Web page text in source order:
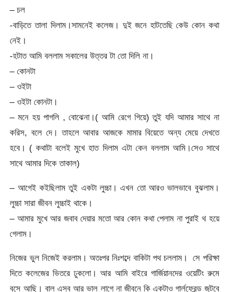
– চল
-বাড়িতে তালা দিলাম।সামনেই কলেজ। দুই জনে হাটতেছি কেউ কোন কথা
নেই।
-হটাত আমি বললাম সকালের উত্তর টা তো দিলি না।
– কোনটা
– ওইটা
– ওইটা কোনটা।
– মনে হয় পাগলি , বোঝেনা।( আমি রেগে গিয়ে) তুই যদি আমার সাথে না
করিস, বলে দে। তাহলে আবার আজকে মামার বিয়েতে অন্য মেয়ে দেখতে
হবে। ( কথাটা বলেই মুখে হাত দিলাম এটা কেন বললাম আমি।সেও সাথে
সাথে আমার দিকে তাকাল)
– আগেই কইছিলাম তুই একটা লুচ্চা। এখন তো আরও ভালভাবে বুঝলাম।
লুচ্চা সারা জীবন লুচ্চাই থাকে।
– আমার মুখে আর জবাব দেয়ার মতো আর কোন কথা পেলাম না পুরাই থ হয়ে
গেলাম।
নিজের ভুল নিজেই করলাম। অতঃপর নিঃশব্দে বাকিটা পথ চললাম। সে পরিক্ষা
দিতে কলেজের ভিতরে ঢুকলো। আর আমি বাইরে গার্জিয়ানদের ওয়েটিং রুমে
বসে আছি। বাল এসব আর ভাল লাগে না জীবনে কি একটাও গার্লফ্রেন্ড জুটবে